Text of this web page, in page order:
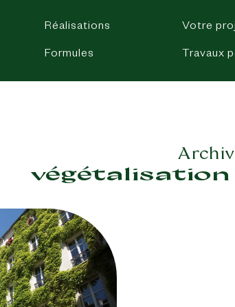
Réalisations Votre
Formules Travaux
végétalisation